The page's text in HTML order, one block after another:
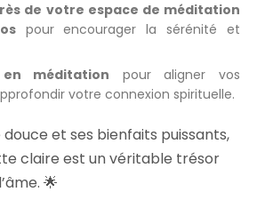
de votre espace de méditation
pour encourager la sérénité et
méditation pour aligner vos
votre connexion spirituelle.
et ses bienfaits puissants,
claire est un véritable trésor
🌟